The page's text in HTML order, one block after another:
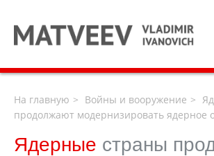
На главную Войны и вооружение
продолжают модернизировать ядерное
Ядерные страны